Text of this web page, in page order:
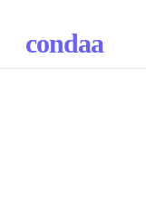
condaa